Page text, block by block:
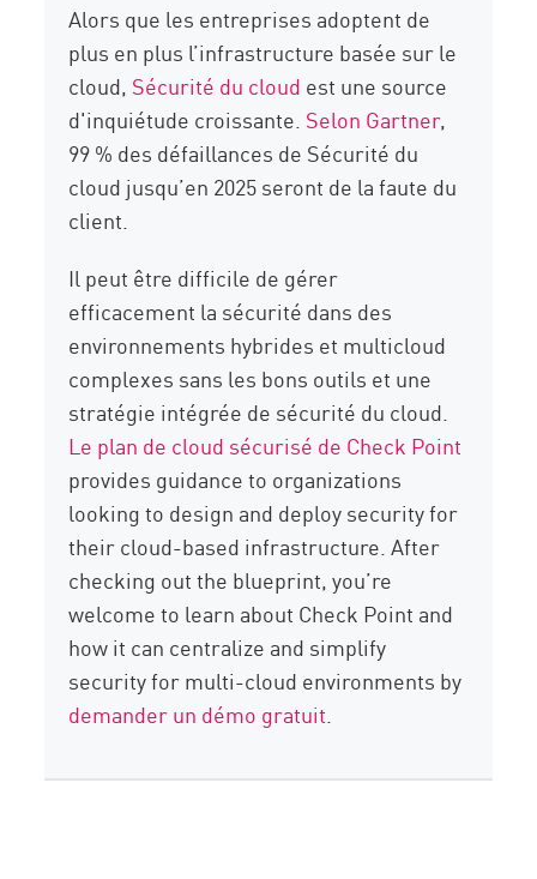
Alors que les entreprises adoptent de
plus en plus l’infrastructure basée sur le
cloud, Sécurité du cloud est une source
d'inquiétude croissante. Selon Gartner,
99 % des défaillances de Sécurité du
cloud jusqu’en 2025 seront de la faute du
client.
Il peut être difficile de gérer
efficacement la sécurité dans des
environnements hybrides et multicloud
complexes sans les bons outils et une
stratégie intégrée de sécurité du cloud.
Le plan de cloud sécurisé de Check Point
provides guidance to organizations
looking to design and deploy security for
their cloud-based infrastructure. After
checking out the blueprint, you’re
welcome to learn about Check Point and
how it can centralize and simplify
security for multi-cloud environments by
demander un démo gratuit